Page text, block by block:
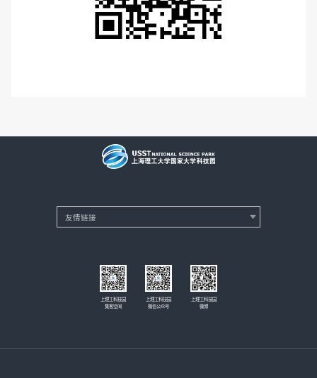
上理工科技园
集客空间
上理工科技园
微信公众号
上理工科技园
微博